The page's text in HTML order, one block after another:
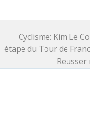
Cyclisme: Kim Le
étape du Tour de